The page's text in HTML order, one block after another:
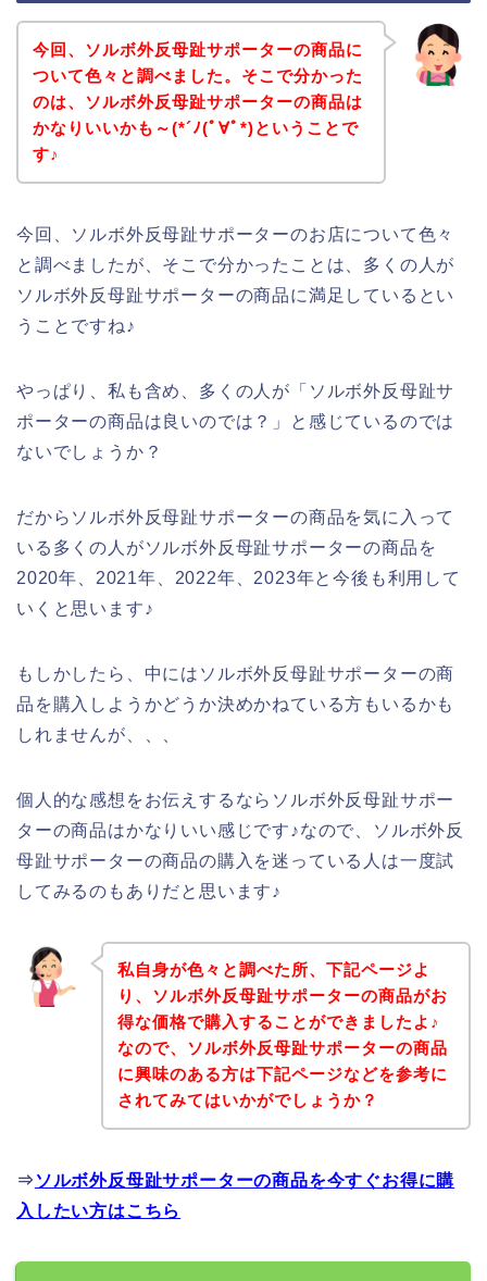
今回、ソルボ外反母趾サポーターの商品に
ついて色々と調べました。そこで分かった
のは、ソルボ外反母趾サポーターの商品は
かなりいいかも～(*´ﾉ(ﾟ∀ﾟ*)ということで
す♪
今回、ソルボ外反母趾サポーターのお店について色々
と調べましたが、そこで分かったことは、多くの人が
ソルボ外反母趾サポーターの商品に満足しているとい
うことですね♪
やっぱり、私も含め、多くの人が「ソルボ外反母趾サ
ポーターの商品は良いのでは？」と感じているのでは
ないでしょうか？
だからソルボ外反母趾サポーターの商品を気に入って
いる多くの人がソルボ外反母趾サポーターの商品を
2020年、2021年、2022年、2023年と今後も利用して
いくと思います♪
もしかしたら、中にはソルボ外反母趾サポーターの商
品を購入しようかどうか決めかねている方もいるかも
しれませんが、、、
個人的な感想をお伝えするならソルボ外反母趾サポー
ターの商品はかなりいい感じです♪なので、ソルボ外反
母趾サポーターの商品の購入を迷っている人は一度試
してみるのもありだと思います♪
私自身が色々と調べた所、下記ページよ
り、ソルボ外反母趾サポーターの商品がお
得な価格で購入することができましたよ♪
なので、ソルボ外反母趾サポーターの商品
に興味のある方は下記ページなどを参考に
されてみてはいかがでしょうか？
⇒ ソルボ外反母趾サポーターの商品を今すぐお得に購
入したい方はこちら